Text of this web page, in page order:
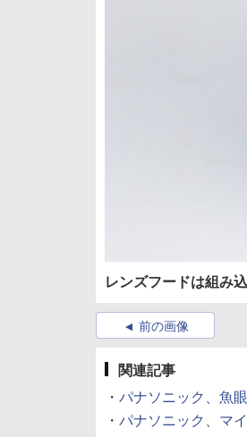
レンズフードは組み
前の画像
関連記事
・ パナソニック、魚
・ パナソニック、マ